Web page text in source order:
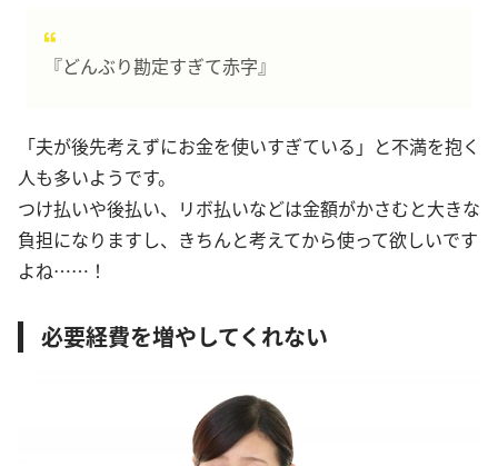
『どんぶり勘定すぎて赤字』
「夫が後先考えずにお金を使いすぎている」と不満を抱く
人も多いようです。
つけ払いや後払い、リボ払いなどは金額がかさむと大きな
負担になりますし、きちんと考えてから使って欲しいです
よね……！
必要経費を増やしてくれない